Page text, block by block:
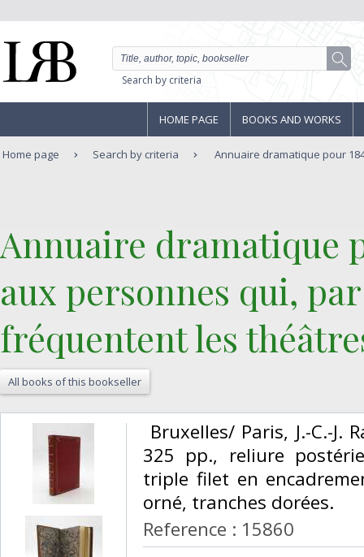
Search by criteria
HOME PAGE BOOKS AND WORKS
Home page Search by criteria Annuaire dramatique pour
‎Annuaire dramatique
aux personnes qui,
fréquentent les
All books of this bookseller
Bruxelles/ Paris, J.-C.-J.
325 pp., reliure
triple filet en
orné, tranches dorées.‎
Reference : 15860